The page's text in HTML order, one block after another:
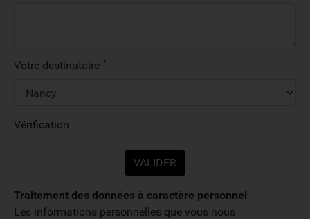
Votre destinataire
Vérification
Traitement des données à caractère personnel
Les informations personnelles que vous nous